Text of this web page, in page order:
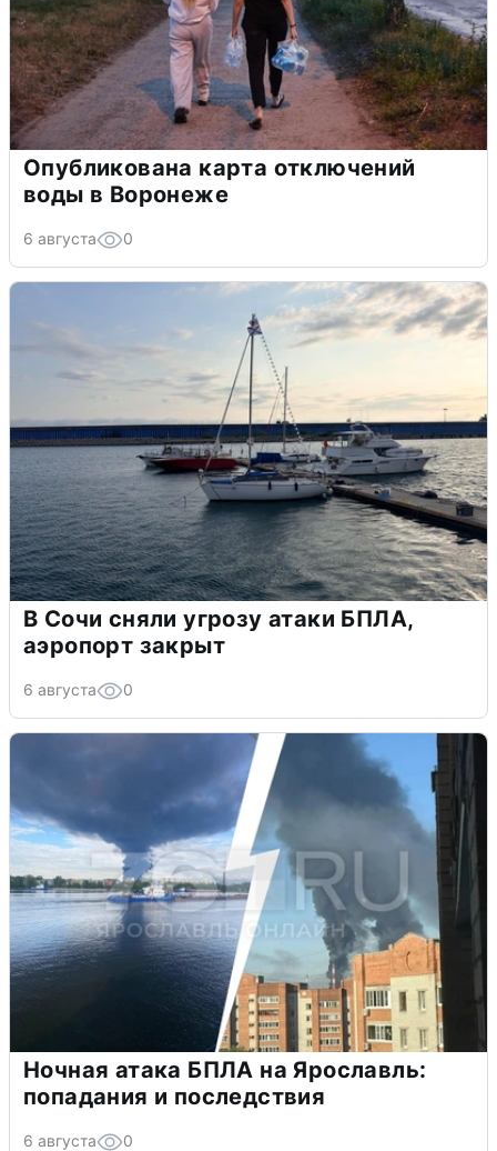
Опубликована карта отключений
воды в Воронеже
6 августа 0
В Сочи сняли угрозу атаки БПЛА,
аэропорт закрыт
6 августа 0
Ночная атака БПЛА на Ярославль:
попадания и последствия
6 августа 0